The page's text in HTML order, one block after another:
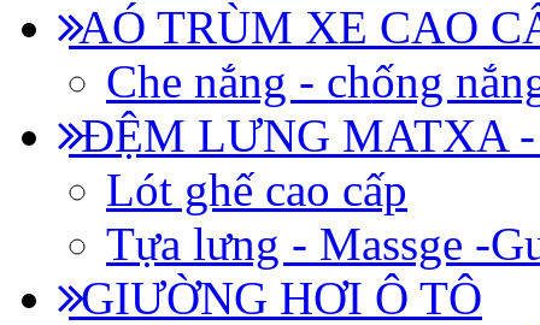
AÓ TRÙM XE CAO
Che nắng - chống
ĐỆM LƯNG MATXA -
Lót ghế cao cấp
Tựa lưng - Massge -
GIƯỜNG HƠI Ô TÔ